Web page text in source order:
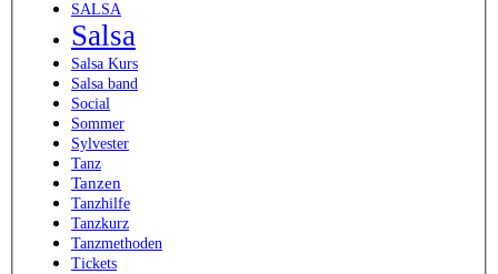
SALSA
Salsa
Salsa Kurs
Salsa band
Social
Sommer
Sylvester
Tanz
Tanzen
Tanzhilfe
Tanzkurz
Tanzmethoden
Tickets